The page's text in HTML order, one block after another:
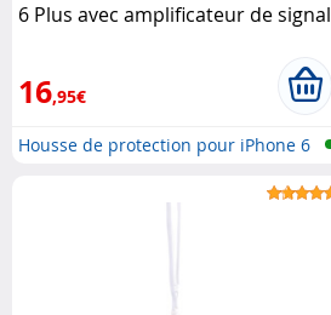
6 Plus avec amplificateur de signal
16,95€
Housse de protection pour iPhone 6